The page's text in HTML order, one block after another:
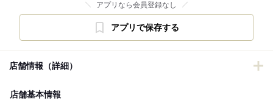
アプリなら会員登録なし
アプリで保存する
店舗情報（詳細）
店舗基本情報